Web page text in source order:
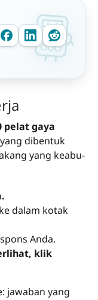
pelat gaya
dibentuk
yang keabu-
dalam kotak
Anda.
klik
jawaban yang